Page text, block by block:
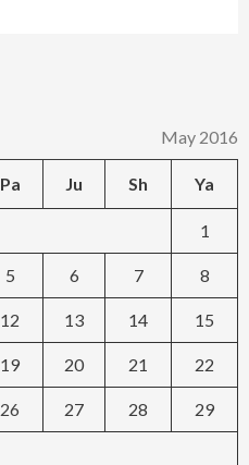
May 2016
Pa Ju Sh Ya
1
5 6 7 8
12 13 14 15
19 20 21 22
26 27 28 29